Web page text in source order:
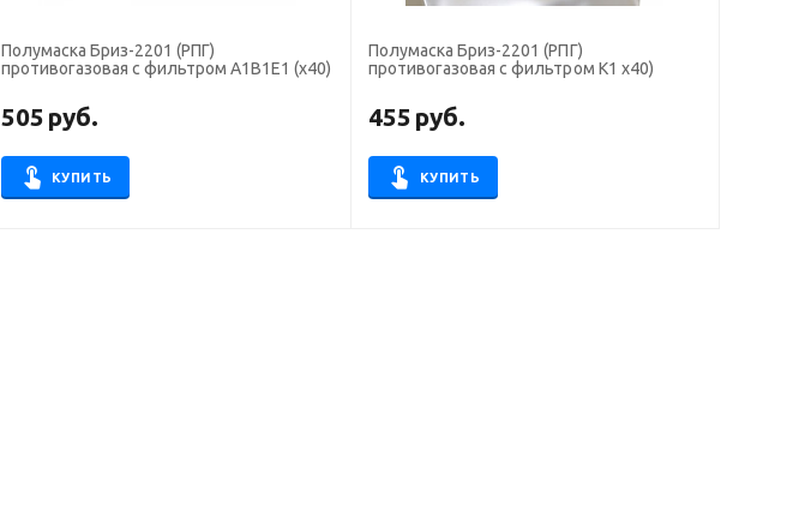
Полумаска Бриз-2201 (РПГ)
противогазовая с фильтром А1В1Е1 (х40)
505 руб.
КУПИТЬ
Полумаска Бриз-2201 (РПГ)
противогазовая с фильтром К1 х40)
455 руб.
КУПИТЬ